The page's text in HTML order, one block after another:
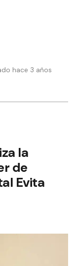
hace 3 años
la
de
Evita